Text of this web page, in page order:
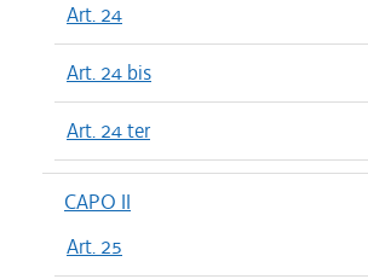
Art. 24
Art. 24 bis
Art. 24 ter
CAPO II
Art. 25